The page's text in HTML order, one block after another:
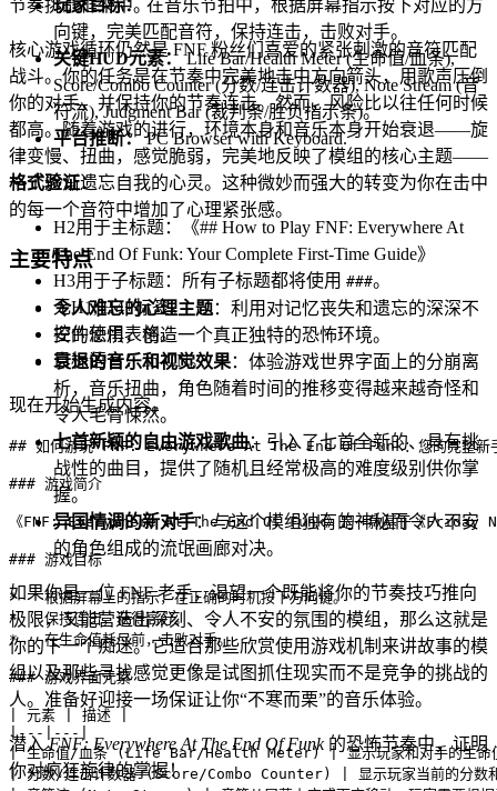
节奏挑战框架中。
核心游戏循环仍然是 FNF 粉丝们喜爱的紧张刺激的音符匹配
战斗。你的任务是在节奏中完美地击中方向箭头，用歌声压倒
你的对手，并保持你的节奏连击。然而，风险比以往任何时候
都高。随着游戏的进行，环境本身和音乐本身开始衰退——旋
律变慢、扭曲，感觉脆弱，完美地反映了模组的核心主题——
一个逐渐遗忘自我的心灵。这种微妙而强大的转变为你在击中
的每一个音符中增加了心理紧张感。
主要特点
令人难忘的心理主题：利用对记忆丧失和遗忘的深深不
安的恐惧，创造一个真正独特的恐怖环境。
衰退的音乐和视觉效果：体验游戏世界字面上的分崩离
析，音乐扭曲，角色随着时间的推移变得越来越奇怪和
令人毛骨悚然。
七首新颖的自由游戏歌曲：引入了七首全新的、具有挑
战性的曲目，提供了随机且经常极高的难度级别供你掌
握。
异国情调的新对手：与这个模组独有的神秘而令人不安
的角色组成的流氓画廊对决。
如果你是一位 FNF 老手，渴望一个既能将你的节奏技巧推向
极限，又能营造出深刻、令人不安的氛围的模组，那么这就是
你的下一个痴迷。它适合那些欣赏使用游戏机制来讲故事的模
组以及那些寻找感觉更像是试图抓住现实而不是竞争的挑战的
人。准备好迎接一场保证让你“不寒而栗”的音乐体验。
潜入FNF: Everywhere At The End Of Funk的恐怖节奏中，证明
你对疯狂旋律的掌握！
玩家目标： 在音乐节拍中，根据屏幕指示按下对应的方
向键，完美匹配音符，保持连击，击败对手。
关键HUD元素： Life Bar/Health Meter (生命值/血条),
Score/Combo Counter (分数/连击计数器), Note Stream (音
符流), Judgment Bar (裁判条/胜负指示条)。
平台推断：PC Browser with Keyboard.
格式验证：
H2用于主标题：《## How to Play FNF: Everywhere At
The End Of Funk: Your Complete First-Time Guide》
H3用于子标题：所有子标题都将使用 ###。
无H1, H4+标签。
控件使用表格。
目标语言：zh-CN。
现在开始生成内容。
## 如何游玩 FNF: Everywhere At The End Of Funk：您的完整新
### 游戏简介
《FNF: Everywhere At The End Of Funk》是一款基于《Friday
### 游戏目标
*   根据屏幕上的指示，在正确的时机按下方向键。
*   保持连击，获得高分。
*   在生命值耗尽前，击败对手。
### 游戏界面元素
| 元素 | 描述 |
|---|---|
| 生命值/血条 (Life Bar/Health Meter) | 显示玩家和对手的生命
| 分数/连击计数器 (Score/Combo Counter) | 显示玩家当前的分数